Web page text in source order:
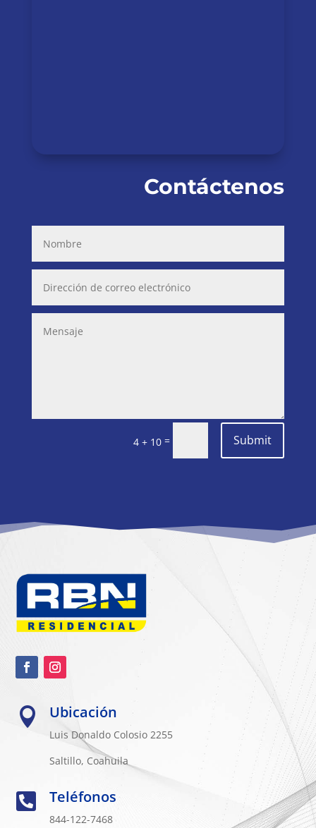
Contáctenos
4 + 10 = Submit
 Ubicación
Luis Donaldo Colosio 2255
Saltillo, Coahuila
 Teléfonos
844-122-7468